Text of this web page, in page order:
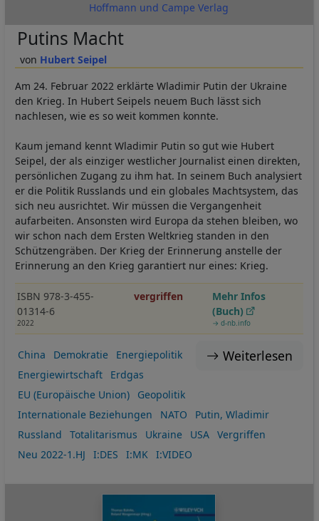
Hoffmann und Campe Verlag
Hubert Seipel
Putins Macht
Am 24. Februar 2022 erklärte Wladimir Putin der Ukraine
den Krieg. In Hubert Seipels neuem Buch lässt sich
nachlesen, wie es so weit kommen konnte.
Kaum jemand kennt Wladimir Putin so gut wie Hubert
Seipel, der als einziger westlicher Journalist einen direkten,
persönlichen Zugang zu ihm hat. In seinem Buch analysiert
er die Politik Russlands und ein globales Machtsystem, das
sich neu ausrichtet. Wir müssen die Vergangenheit
aufarbeiten. Ansonsten wird Europa da stehen bleiben, wo
wir schon nach dem Ersten Weltkrieg standen in den
Schützengräben. Der Krieg der Erinnerung anstelle der
Erinnerung an den Krieg garantiert nur eines: Krieg.
ISBN 978-3-455-
01314-6
2022
vergriffen
Mehr Infos
(Buch)
→ d-nb.info
Weiterlesen
China Demokratie
Energiepolitik
Energiewirtschaft
Erdgas
EU (Europäische Union)
Geopolitik
Internationale Beziehungen
NATO
Putin, Wladimir
Russland
Totalitarismus Ukraine USA
Vergriffen
Neu 2022-1.HJ
I:DES I:MK I:VIDEO